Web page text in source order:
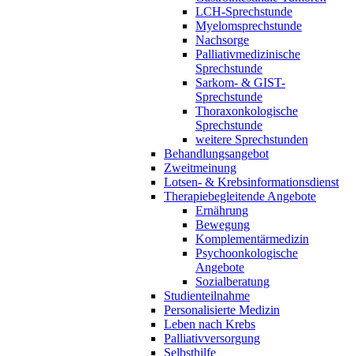
LCH-Sprechstunde
Myelomsprechstunde
Nachsorge
Palliativmedizinische
Sprechstunde
Sarkom- & GIST-
Sprechstunde
Thoraxonkologische
Sprechstunde
weitere Sprechstunden
Behandlungsangebot
Zweitmeinung
Lotsen- & Krebsinformationsdienst
Therapiebegleitende Angebote
Ernährung
Bewegung
Komplementärmedizin
Psychoonkologische
Angebote
Sozialberatung
Studienteilnahme
Personalisierte Medizin
Leben nach Krebs
Palliativversorgung
Selbsthilfe